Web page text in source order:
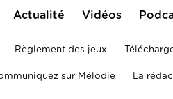
Actualité Vidéos
Règlement des jeux
sur Mélodie La